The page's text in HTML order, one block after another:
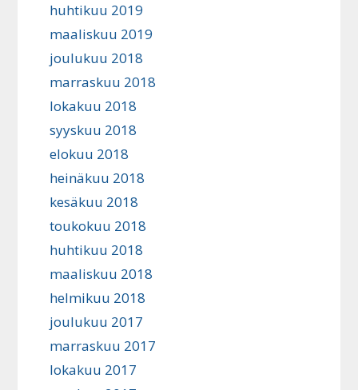
huhtikuu 2019
maaliskuu 2019
joulukuu 2018
marraskuu 2018
lokakuu 2018
syyskuu 2018
elokuu 2018
heinäkuu 2018
kesäkuu 2018
toukokuu 2018
huhtikuu 2018
maaliskuu 2018
helmikuu 2018
joulukuu 2017
marraskuu 2017
lokakuu 2017